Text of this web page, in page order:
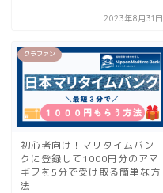
2023年8月31日
クラファン
初心者向け！マリタイムバン
クに登録して1000円分のアマ
ギフを5分で受け取る簡単な方
法